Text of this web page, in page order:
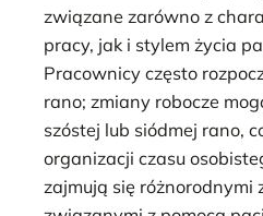
związane zarówno z
pracy, jak i stylem życia
Pracownicy często
rano; zmiany robocze
szóstej lub siódmej rano,
organizacji czasu
zajmują się różnorodnymi